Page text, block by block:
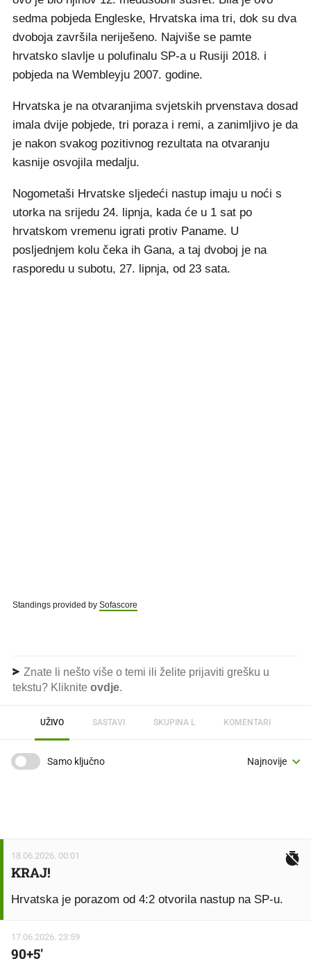
sedma pobjeda Engleske, Hrvatska ima tri, dok su dva
dvoboja završila neriješeno. Najviše se pamte
hrvatsko slavlje u polufinalu SP-a u Rusiji 2018. i
pobjeda na Wembleyju 2007. godine.
Hrvatska je na otvaranjima svjetskih prvenstava dosad
imala dvije pobjede, tri poraza i remi, a zanimljivo je da
je nakon svakog pozitivnog rezultata na otvaranju
kasnije osvojila medalju.
Nogometaši Hrvatske sljedeći nastup imaju u noći s
utorka na srijedu 24. lipnja, kada će u 1 sat po
hrvatskom vremenu igrati protiv Paname. U
posljednjem kolu čeka ih Gana, a taj dvoboj je na
rasporedu u subotu, 27. lipnja, od 23 sata.
Standings provided by Sofascore
Znate li nešto više o temi ili želite prijaviti grešku u
tekstu? Kliknite ovdje.
UŽIVO SASTAVI SKUPINA L KOMENTARI
Samo ključno
18.06.2026. 00:01
KRAJ!
Hrvatska je porazom od 4:2 otvorila nastup na SP-u.
17.06.2026. 23:59
90+5'